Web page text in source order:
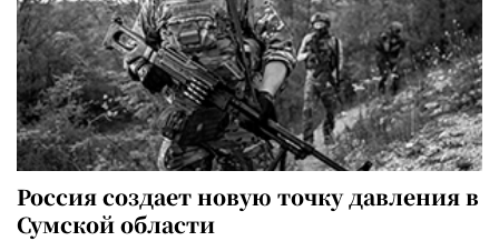
Россия создает новую точку давления в
Сумской области